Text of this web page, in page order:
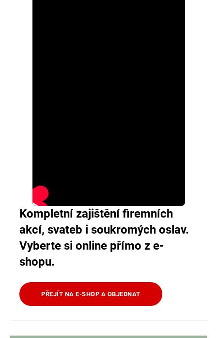
Kompletní zajištění firemních
akcí, svateb i soukromých oslav.
Vyberte si online přímo z e-
shopu.
PŘEJÍT NA E-SHOP A OBJEDNAT